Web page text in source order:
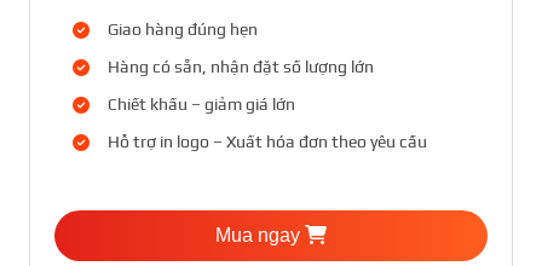
Giao hàng đúng hẹn
Hàng có sẵn, nhận đặt số lượng lớn
Chiết khấu – giảm giá lớn
Hỗ trợ in logo – Xuất hóa đơn theo yêu cầu
Mua ngay